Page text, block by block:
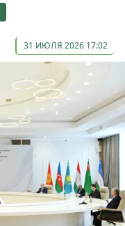
31 ИЮЛЯ 2026 17:02